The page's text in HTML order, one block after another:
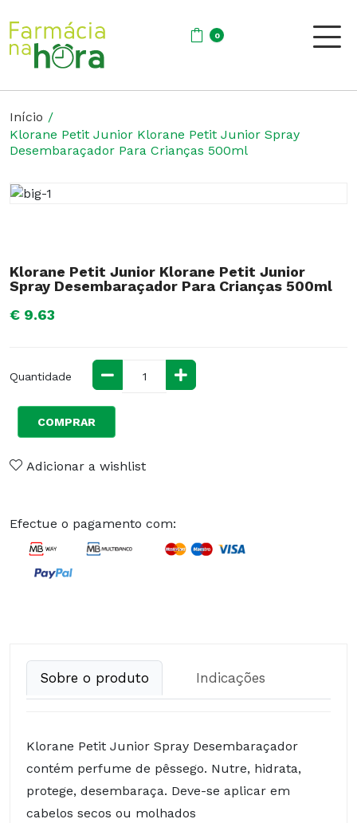
0
Início
Klorane Petit Junior Klorane Petit Junior Spray
Desembaraçador Para Crianças 500ml
Klorane Petit Junior Klorane Petit Junior
Spray Desembaraçador Para Crianças 500ml
€ 9.63
Quantidade
COMPRAR
Adicionar a wishlist
Efectue o pagamento com:
Sobre o produto Indicações
Klorane Petit Junior Spray Desembaraçador
contém perfume de pêssego. Nutre, hidrata,
protege, desembaraça. Deve-se aplicar em
cabelos secos ou molhados